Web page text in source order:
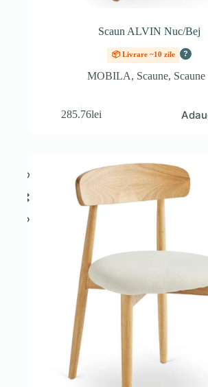
Scaun ALVIN Nuc/Bej
📦 Livrare ~10 zile ?
MOBILA, Scaune,
285.76lei